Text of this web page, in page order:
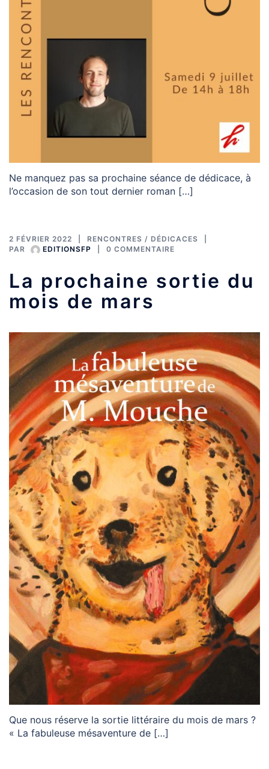
Ne manquez pas sa prochaine séance de dédicace, à
l’occasion de son tout dernier roman […]
2 FÉVRIER 2022
RENCONTRES / DÉDICACES
PAR
EDITIONSFP 0 COMMENTAIRE
La prochaine sortie du
mois de mars
Que nous réserve la sortie littéraire du mois de mars ?
« La fabuleuse mésaventure de […]